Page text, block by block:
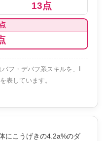
13点
フ・デバフ系スキルを、L
表しています。
にこうげきの4.2a%のダ